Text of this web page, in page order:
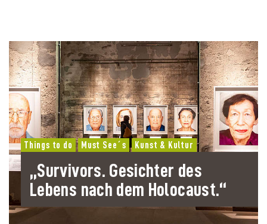
Things to do Must See´s Kunst & Kultur
„Survivors. Gesichter des
Lebens nach dem Holocaust.“